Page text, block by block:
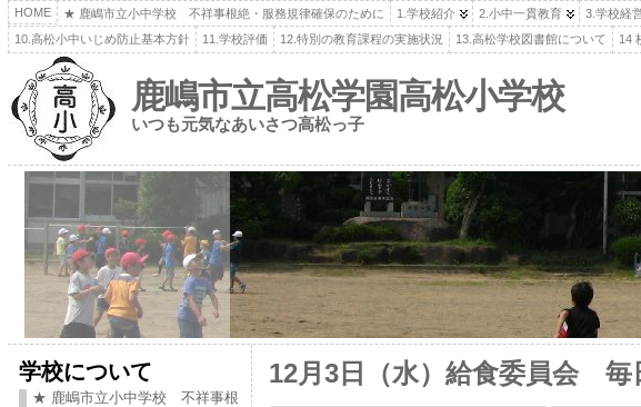
HOME ★ 鹿嶋市立小中学校 不祥事根絶・服務規律確保のために 1.学校紹介 2.小中一貫教育 3.学校経
10.高松小中いじめ防止基本方針
11.学校評価 12.特別の教育課程の実施状況 13.高松学校図書館について 14
鹿嶋市立高松学園高松小学校
いつも元気なあいさつ高松っ子
学校について
★ 鹿嶋市立小中学校 不祥事根
12月3日（水）給食委員会 毎